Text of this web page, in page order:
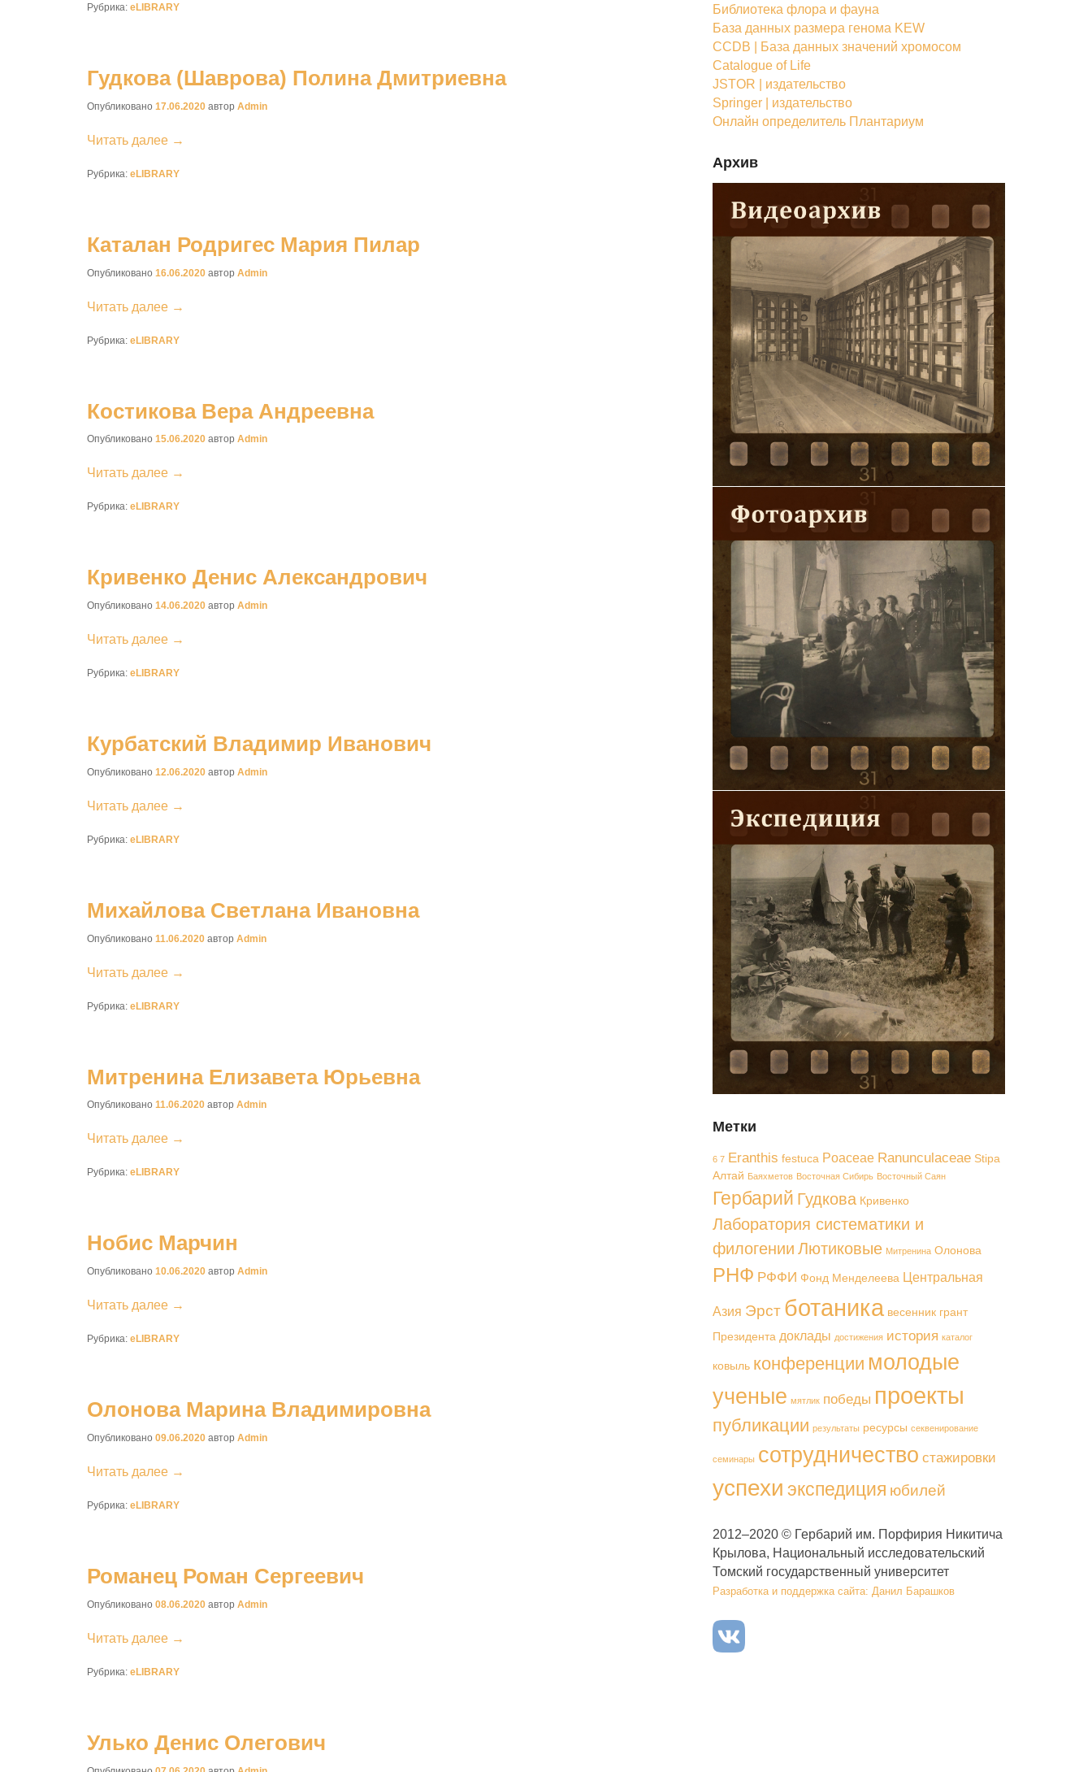
Рубрика: eLIBRARY
Гудкова (Шаврова) Полина Дмитриевна
Опубликовано 17.06.2020 автор Admin
Читать далее →
Рубрика: eLIBRARY
Каталан Родригес Мария Пилар
Опубликовано 16.06.2020 автор Admin
Читать далее →
Рубрика: eLIBRARY
Костикова Вера Андреевна
Опубликовано 15.06.2020 автор Admin
Читать далее →
Рубрика: eLIBRARY
Кривенко Денис Александрович
Опубликовано 14.06.2020 автор Admin
Читать далее →
Рубрика: eLIBRARY
Курбатский Владимир Иванович
Опубликовано 12.06.2020 автор Admin
Читать далее →
Рубрика: eLIBRARY
Михайлова Светлана Ивановна
Опубликовано 11.06.2020 автор Admin
Читать далее →
Рубрика: eLIBRARY
Митренина Елизавета Юрьевна
Опубликовано 11.06.2020 автор Admin
Читать далее →
Рубрика: eLIBRARY
Нобис Марчин
Опубликовано 10.06.2020 автор Admin
Читать далее →
Рубрика: eLIBRARY
Олонова Марина Владимировна
Опубликовано 09.06.2020 автор Admin
Читать далее →
Рубрика: eLIBRARY
Романец Роман Сергеевич
Опубликовано 08.06.2020 автор Admin
Читать далее →
Рубрика: eLIBRARY
Улько Денис Олегович
Библиотека флора и фауна
База данных размера генома KEW
CCDB | База данных значений хромосом
Catalogue of Life
JSTOR | издательство
Springer | издательство
Онлайн определитель Плантариум
Архив
Метки
6 7 Eranthis festuca Poaceae Ranunculaceae Stipa
Алтай Баяхметов Восточная Сибирь Восточный Саян
Гербарий Гудкова Кривенко
Лаборатория систематики и
филогении Лютиковые Митренина Олонова
РНФ РФФИ Фонд Менделеева Центральная
Азия Эрст ботаника весенник грант
Президента доклады достижения история каталог
ковыль конференции молодые
ученые мятлик победы проекты
публикации результаты ресурсы секвенирование
семинары сотрудничество стажировки
успехи экспедиция юбилей
2012–2020 © Гербарий им. Порфирия Никитича
Крылова, Национальный исследовательский
Томский государственный университет
Разработка и поддержка сайта: Данил Барашков